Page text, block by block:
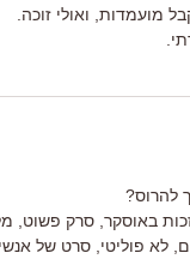
מועמדות, ואולי זוכה.
להרוס?
באוסקר, סרק
לא פוליטי, סרט של